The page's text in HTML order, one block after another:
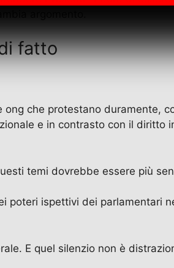
argomento.
fatto
ong che protestano duramente,
e in contrasto con il diritto
temi dovrebbe essere più
ispettivi dei parlamentari
E quel silenzio non è